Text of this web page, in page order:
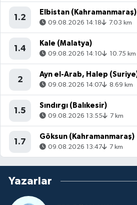
1.2
Elbistan (Kahramanmaraş)
09.08.2026 14:18 7.03 km
1.4
Kale (Malatya)
09.08.2026 14:10 10.75 km
2
09.08.2026 14:07 8.69 km
1.5
Sındırgı (Balıkesir)
09.08.2026 13:55 7 km
1.7
Göksun (Kahramanmaraş)
09.08.2026 13:47 7 km
Yazarlar